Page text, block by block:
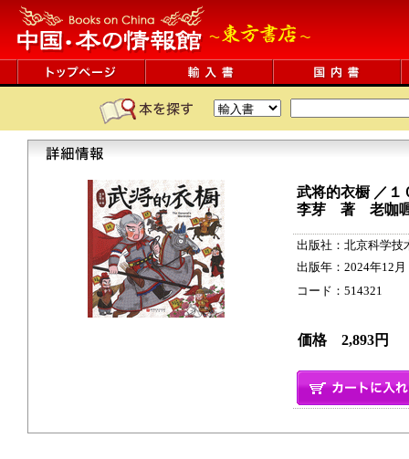
武将的衣橱 ／１
李芽 著 老咖
出版社：北京科学技
出版年：2024年12月
コード：514321
価格 2,893円